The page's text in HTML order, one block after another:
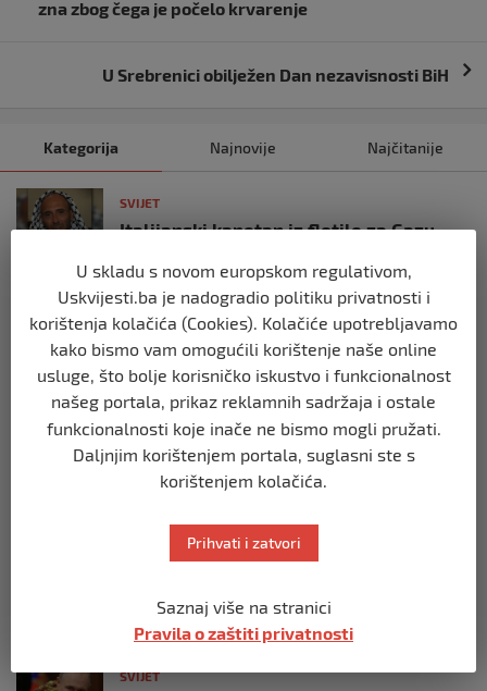
zna zbog čega je počelo krvarenje
U Srebrenici obilježen Dan nezavisnosti BiH
Kategorija Najnovije Najčitanije
SVIJET
Italijanski kapetan iz flotile za Gazu
snage prekinule molitvu njegove
posade
prije 10 mjeseci
SVIJET
Brod “Mikeno” probio izraelsku blokadu
i uplovio u Gazu – kapetan iz Sarajeva
vijori zastavu BiH
prije 10 mjeseci
Opsadno stanje u Münchenu, odjeknulo
prije 10 mjeseci
SVIJET
U skladu s novom europskom regulativom,
Uskvijesti.ba je nadogradio politiku privatnosti i
korištenja kolačića (Cookies). Kolačiće upotrebljavamo
kako bismo vam omogućili korištenje naše online
usluge, što bolje korisničko iskustvo i funkcionalnost
našeg portala, prikaz reklamnih sadržaja i ostale
funkcionalnosti koje inače ne bismo mogli pružati.
Daljnjim korištenjem portala, suglasni ste s
korištenjem kolačića.
Prihvati i zatvori
Saznaj više na stranici
Pravila o zaštiti privatnosti